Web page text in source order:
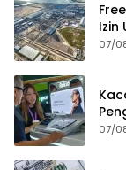
Izin
07/
07/